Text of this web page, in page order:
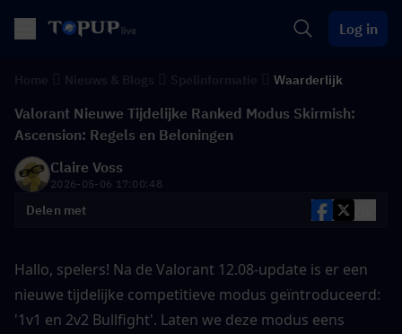
Log in
Waarderlijk
Valorant Nieuwe Tijdelijke Ranked Modus Skirmish:
Ascension: Regels en Beloningen
Claire Voss
2026-05-06 17:00:48
Delen met
Hallo, spelers! Na de Valorant 12.08-update is er een
nieuwe tijdelijke competitieve modus geïntroduceerd:
'1v1 en 2v2 Bullfight'. Laten we deze modus eens